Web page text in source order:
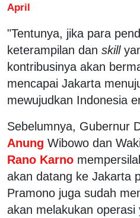
April
"Tentunya, jika para
keterampilan dan skill
kontribusinya akan
mencapai Jakarta
mewujudkan Indonesia
Sebelumnya, Gubernur
Anung Wibowo dan
Rano Karno
akan datang ke Jakarta
Pramono juga sudah
akan melakukan